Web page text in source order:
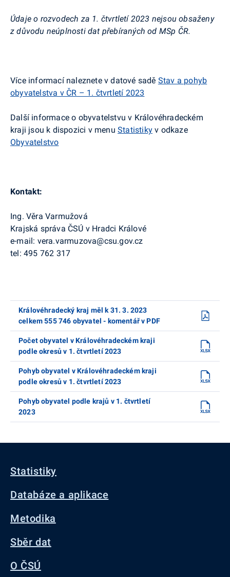
Údaje o rozvodech za 1. čtvrtletí 2023 nejsou obsaženy
z důvodu neúplnosti dat přebíraných od MSp ČR.
Více informací naleznete v datové sadě Stav a pohyb
obyvatelstva v ČR – 1. čtvrtletí 2023
Další informace o obyvatelstvu v Královéhradeckém
kraji jsou k dispozici v menu Statistiky v odkaze
Obyvatelstvo
Kontakt:
Ing. Věra Varmužová
Krajská správa ČSÚ v Hradci Králové
e-mail: vera.varmuzova@csu.gov.cz
tel: 495 762 317
Královéhradecký kraj měl k 31. 3. 2023
celkem 555 746 obyvatel - komentář v PDF
Počet obyvatel v Královéhradeckém kraji
podle okresů v 1. čtvrtletí 2023
Pohyb obyvatel v Královéhradeckém kraji
podle okresů v 1. čtvrtletí 2023
Pohyb obyvatel podle krajů v 1. čtvrtletí
2023
Statistiky
Databáze a aplikace
Metodika
Sběr dat
O ČSÚ